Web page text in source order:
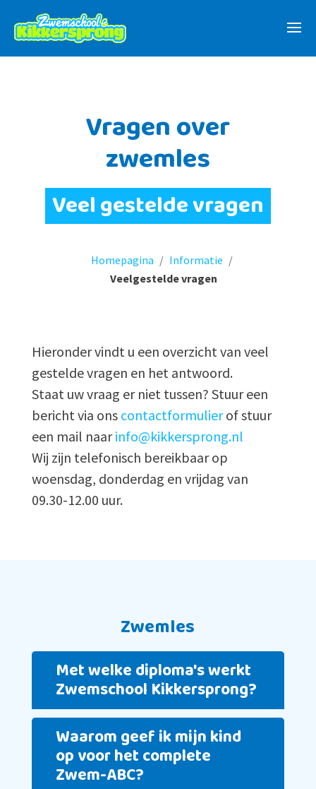
Vragen over
zwemles
Veel gestelde vragen
Homepagina / Informatie /
Veelgestelde vragen
Hieronder vindt u een overzicht van veel
gestelde vragen en het antwoord.
Staat uw vraag er niet tussen? Stuur een
bericht via ons contactformulierof stuur
een mail naarinfo@kikkersprong.nl
Wij zijn telefonisch bereikbaar op
woensdag, donderdag en vrijdag van
09.30-12.00 uur.
Zwemles
Met welke diploma's werkt
Zwemschool Kikkersprong?
Waarom geef ik mijn kind
op voor het complete
Zwem-ABC?